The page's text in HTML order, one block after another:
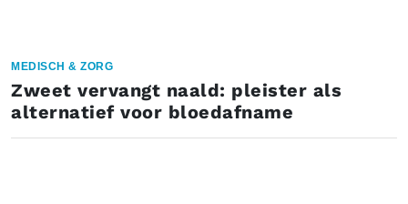
MEDISCH & ZORG
Zweet vervangt naald: pleister als
alternatief voor bloedafname